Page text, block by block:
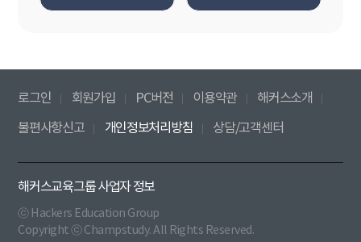
로그인 회원가입 PC버전 이용약관
해커스소개
불편사항신고
개인정보처리방침 상담/고객센터
해커스교육그룹 사업자 정보
ⓒ Hackers Education Group
Copyright ⓒ Champstudy. All Rights Reserved.